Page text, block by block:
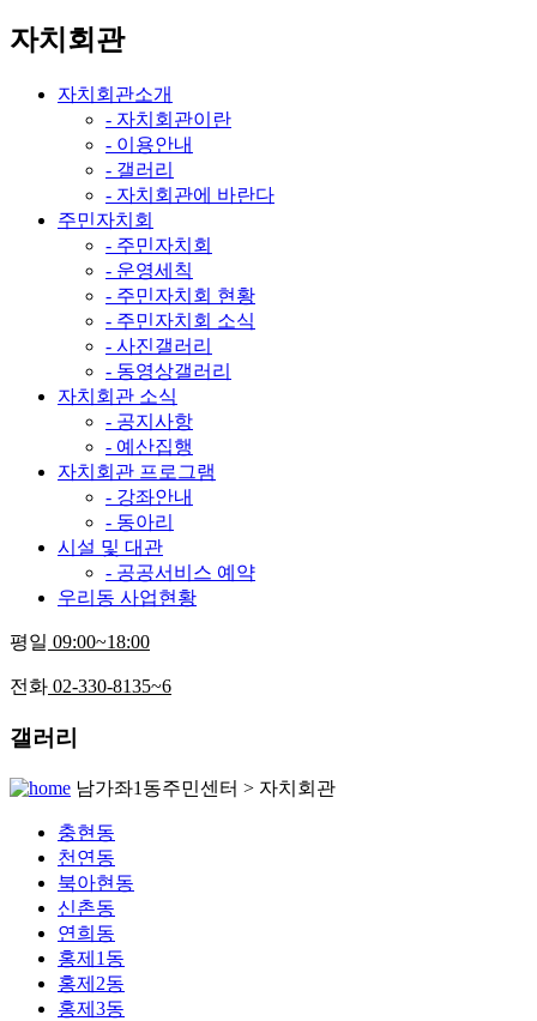
자치회관
자치회관소개
- 자치회관이란
- 이용안내
- 갤러리
- 자치회관에 바란다
주민자치회
- 주민자치회
- 운영세칙
- 주민자치회 현황
- 주민자치회 소식
- 사진갤러리
- 동영상갤러리
자치회관 소식
- 공지사항
- 예산집행
자치회관 프로그램
- 강좌안내
- 동아리
시설 및 대관
- 공공서비스 예약
우리동 사업현황
평일 09:00~18:00
전화 02-330-8135~6
갤러리
남가좌1동주민센터 > 자치회관
충현동
천연동
북아현동
신촌동
연희동
홍제1동
홍제2동
홍제3동